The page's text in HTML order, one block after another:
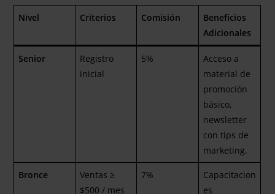
Nivel Criterios Comisión
Beneficios
Adicionales
Senior
Registro
inicial
5%
Acceso a
material de
promoción
básico,
newsletter
con tips de
marketing.
Bronce
Ventas ≥
$500 / mes
7%
Capacitacion
es